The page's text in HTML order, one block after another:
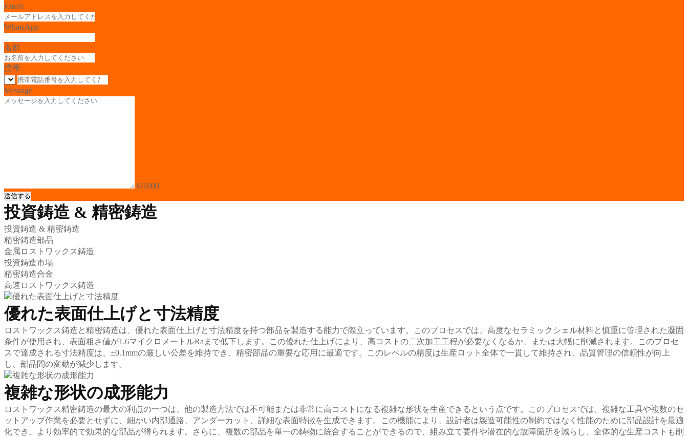
Email
WhatsApp
名前
携帯
Message
0/1000
送信する
投資鋳造 & 精密鋳造
投資鋳造 & 精密鋳造
精密鋳造部品
金属ロストワックス鋳造
投資鋳造市場
精密鋳造合金
高速ロストワックス鋳造
優れた表面仕上げと寸法精度
ロストワックス鋳造と精密鋳造は、優れた表面仕上げと寸法精度を持つ部品を製造する能力で際立っています。このプロセスでは、高度なセラミックシェル材料と慎重に管理された凝固
条件が使用され、表面粗さ値が1.6マイクロメートルRaまで低下します。この優れた仕上げにより、高コストの二次加工工程が必要なくなるか、または大幅に削減されます。このプロセ
スで達成される寸法精度は、±0.1mmの厳しい公差を維持でき、精密部品の重要な応用に最適です。このレベルの精度は生産ロット全体で一貫して維持され、品質管理の信頼性が向上
し、部品間の変動が減少します。
複雑な形状の成形能力
ロストワックス精密鋳造の最大の利点の一つは、他の製造方法では不可能または非常に高コストになる複雑な形状を生産できるという点です。このプロセスでは、複雑な工具や複数のセ
ットアップ作業を必要とせずに、細かい内部通路、アンダーカット、詳細な表面特徴を生成できます。この機能により、設計者は製造可能性の制約ではなく性能のために部品設計を最適
化でき、より効率的で効果的な部品が得られます。さらに、複数の部品を単一の鋳物に統合することができるので、組み立て要件や潜在的な故障箇所を減らし、全体的な生産コストも削